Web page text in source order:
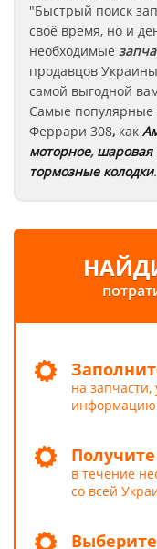
"Быстрый поиск
своё время, но и
необходимые
продавцов
самой выгодной
Самые популярные
Феррари 308, как
моторное, шаровая
тормозные колодки.
на запчасти,
информацию
в течение
со всей